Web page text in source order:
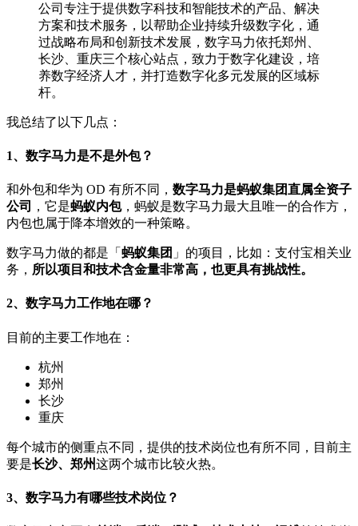
公司专注于提供数字科技和智能技术的产品、解决
方案和技术服务，以帮助企业持续升级数字化，通
过战略布局和创新技术发展，数字马力依托郑州、
长沙、重庆三个核心站点，致力于数字化建设，培
养数字经济人才，并打造数字化多元发展的区域标
杆。
我总结了以下几点：
1、数字马力是不是外包？
和外包和华为 OD 有所不同， 数字马力是蚂蚁集团直属全资子
公司
，它是蚂蚁内包，蚂蚁是数字马力最大且唯一的合作方，
内包也属于降本增效的一种策略。
数字马力做的都是「 蚂蚁集团 」的项目，比如：支付宝相关业
务， 所以项目和技术含金量非常高，也更具有挑战性。
2、数字马力工作地在哪？
目前的主要工作地在：
杭州
郑州
长沙
重庆
每个城市的侧重点不同，提供的技术岗位也有所不同，目前主
要是长沙、郑州这两个城市比较火热。
3、数字马力有哪些技术岗位？